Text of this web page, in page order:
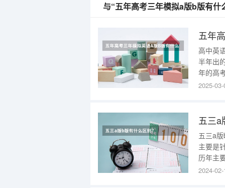
与“五年高考三年模拟a版b版有什
五年
高中英
半年出
年的高
A.B版
2025-
五三a
五三a
主要是
历年主
是习题
2024-